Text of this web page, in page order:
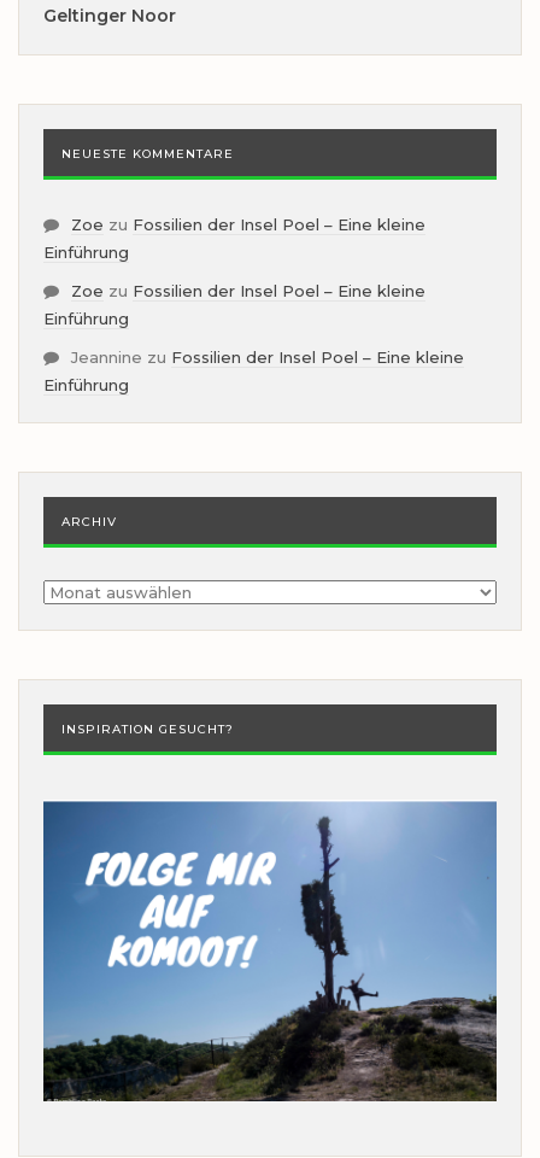
Geltinger Noor
NEUESTE KOMMENTARE
Zoe zu Fossilien der Insel Poel – Eine kleine
Einführung
Zoe zu Fossilien der Insel Poel – Eine kleine
Einführung
Jeannine zu Fossilien der Insel Poel – Eine kleine
Einführung
ARCHIV
Archiv
INSPIRATION GESUCHT?